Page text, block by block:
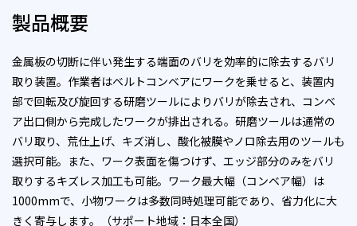
製品概要
金属板の切断に伴い発生する端面のバリを効率的に除去するバリ
取り装置。作業者はベルトコンベアにワークを乗せると、装置内
部で回転及び旋回する研磨ツールによりバリが除去され、コンベ
ア出口側から完成したワークが排出される。研磨ツールは通常の
バリ取り、荒仕上げ、キズ消し、酸化被膜やノロ除去用のツールも
選択可能。また、ワーク表面を傷つけず、エッジ部分のみをバリ
取りするキズレス加工も可能。ワーク最大幅（コンベア幅）は
1000mmで、小物ワークは多数同時処理可能であり、省力化に大
きく寄与します。（サポート地域：日本全国）